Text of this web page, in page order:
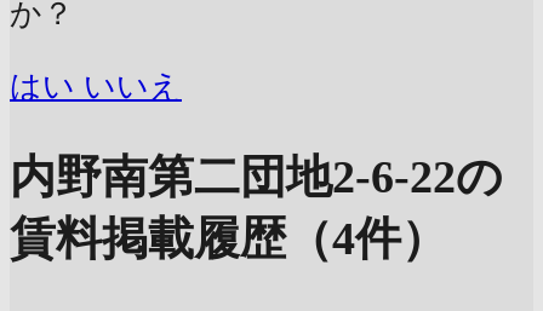
か？
はい いいえ
内野南第二団地2-6-22の
賃料掲載履歴（4件）